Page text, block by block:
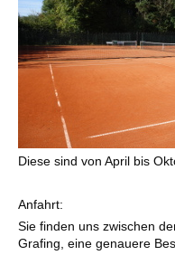
Diese sind von April bis
Anfahrt:
Sie finden uns zwischen
Grafing, eine genauere